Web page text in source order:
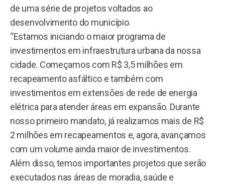
de uma série de projetos voltados ao
desenvolvimento do município.
“Estamos iniciando o maior programa de
investimentos em infraestrutura urbana da nossa
cidade. Começamos com R$ 3,5 milhões em
recapeamento asfáltico e também com
investimentos em extensões de rede de energia
elétrica para atender áreas em expansão. Durante
nosso primeiro mandato, já realizamos mais de R$
2 milhões em recapeamentos e, agora, avançamos
com um volume ainda maior de investimentos.
Além disso, temos importantes projetos que serão
executados nas áreas de moradia, saúde e